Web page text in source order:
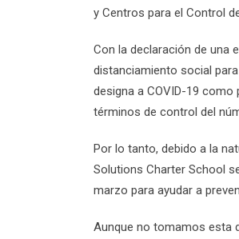
y Centros para el Control
Con la declaración de una
distanciamiento social
designa a COVID-19
términos de control del
Por lo tanto, debido a la
Solutions Charter School
marzo para ayudar a
Aunque no tomamos esta